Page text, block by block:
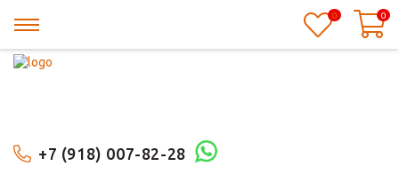
+7 (918) 007-82-28
0 0